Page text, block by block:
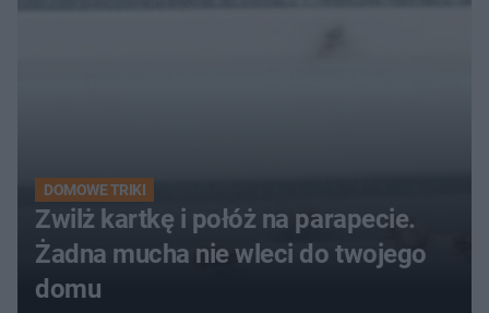
DOMOWE TRIKI
Zwilż kartkę i połóż na parapecie.
Żadna mucha nie wleci do twojego
domu